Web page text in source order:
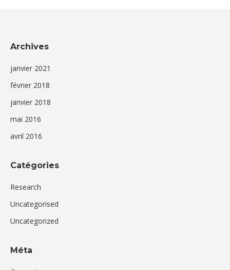
Archives
janvier 2021
février 2018
janvier 2018
mai 2016
avril 2016
Catégories
Research
Uncategorised
Uncategorized
Méta